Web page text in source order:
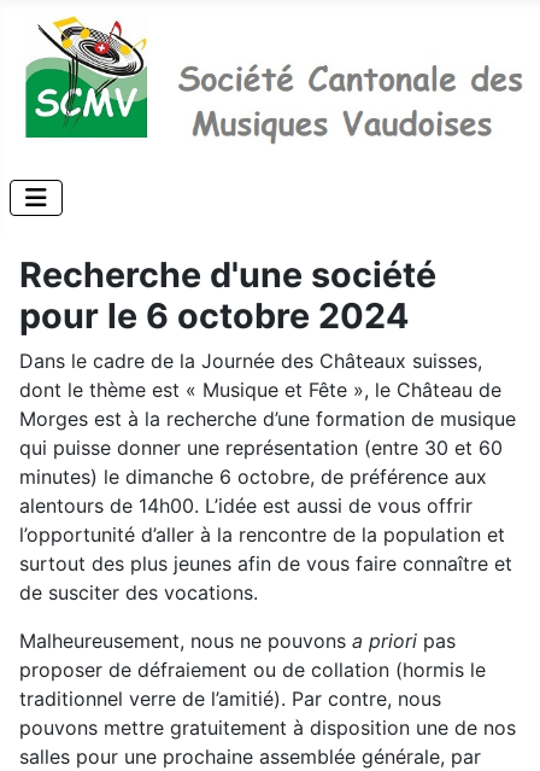
Recherche d'une société
pour le 6 octobre 2024
Dans le cadre de la Journée des Châteaux suisses,
dont le thème est « Musique et Fête », le Château de
Morges est à la recherche d’une formation de musique
qui puisse donner une représentation (entre 30 et 60
minutes) le dimanche 6 octobre, de préférence aux
alentours de 14h00. L’idée est aussi de vous offrir
l’opportunité d’aller à la rencontre de la population et
surtout des plus jeunes afin de vous faire connaître et
de susciter des vocations.
Malheureusement, nous ne pouvons a priori pas
proposer de défraiement ou de collation (hormis le
traditionnel verre de l’amitié). Par contre, nous
pouvons mettre gratuitement à disposition une de nos
salles pour une prochaine assemblée générale, par